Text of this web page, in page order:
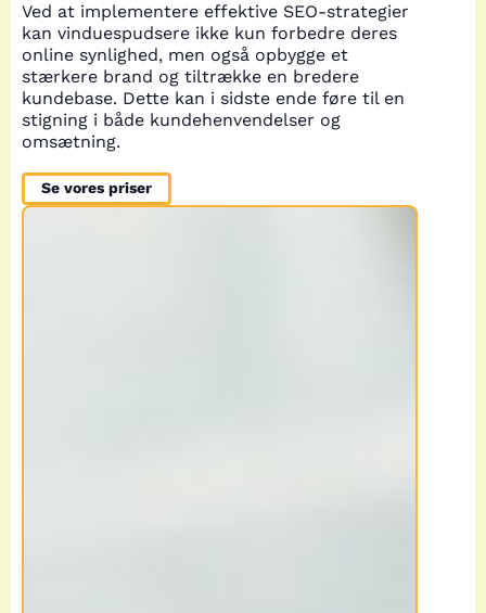
Ved at implementere effektive SEO-strategier
kan vinduespudsere ikke kun forbedre deres
online synlighed, men også opbygge et
stærkere brand og tiltrække en bredere
kundebase. Dette kan i sidste ende føre til en
stigning i både kundehenvendelser og
omsætning.
Se vores priser